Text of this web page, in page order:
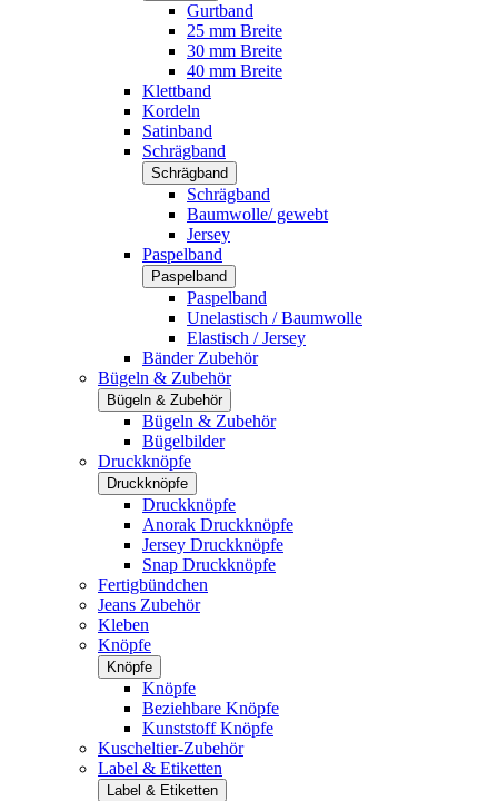
Gurtband
25 mm Breite
30 mm Breite
40 mm Breite
Klettband
Kordeln
Satinband
Schrägband
Schrägband
Schrägband
Baumwolle/ gewebt
Jersey
Paspelband
Paspelband
Paspelband
Unelastisch / Baumwolle
Elastisch / Jersey
Bänder Zubehör
Bügeln & Zubehör
Bügeln & Zubehör
Bügeln & Zubehör
Bügelbilder
Druckknöpfe
Druckknöpfe
Druckknöpfe
Anorak Druckknöpfe
Jersey Druckknöpfe
Snap Druckknöpfe
Fertigbündchen
Jeans Zubehör
Kleben
Knöpfe
Knöpfe
Knöpfe
Beziehbare Knöpfe
Kunststoff Knöpfe
Kuscheltier-Zubehör
Label & Etiketten
Label & Etiketten